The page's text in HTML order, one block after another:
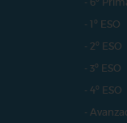
- 1º ESO
- 2º ESO
- 3º ESO
- 4º ESO
-